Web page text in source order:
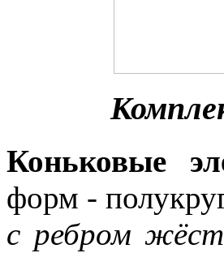
Коньковые
форм -
с ребром